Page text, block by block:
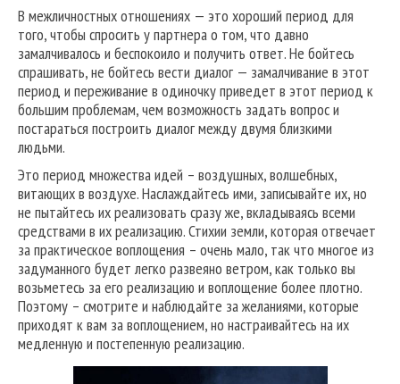
В межличностных отношениях — это хороший период для
того, чтобы спросить у партнера о том, что давно
замалчивалось и беспокоило и получить ответ. Не бойтесь
спрашивать, не бойтесь вести диалог — замалчивание в этот
период и переживание в одиночку приведет в этот период к
большим проблемам, чем возможность задать вопрос и
постараться построить диалог между двумя близкими
людьми.
Это период множества идей – воздушных, волшебных,
витающих в воздухе. Наслаждайтесь ими, записывайте их, но
не пытайтесь их реализовать сразу же, вкладываясь всеми
средствами в их реализацию. Стихии земли, которая отвечает
за практическое воплощения – очень мало, так что многое из
задуманного будет легко развеяно ветром, как только вы
возьметесь за его реализацию и воплощение более плотно.
Поэтому – смотрите и наблюдайте за желаниями, которые
приходят к вам за воплощением, но настраивайтесь на их
медленную и постепенную реализацию.